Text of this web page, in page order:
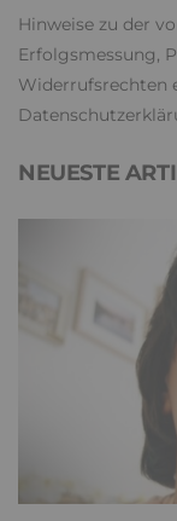
Hinweise zu der
Erfolgsmessung,
Widerrufsrechten
NEUESTE